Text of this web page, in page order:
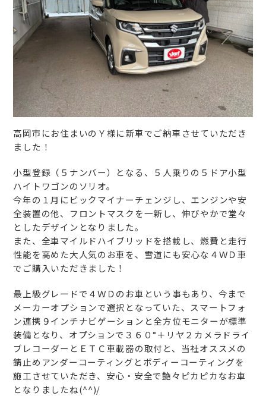
高岡市にお住まいのＹ様に新車でご納車させていただき
ました！
小型登録（５ナンバー）となる、５人乗りの５ドア小型
ハイトワゴンのソリオ。
今年の１月にビックマイナーチェンジし、エンジンや安
全装置の他、フロントマスクを一新し、伸びやかで堂々
としたデザインとなりました。
また、全車マイルドハイブリッドを搭載し、燃費と走行
性能を高めた大人気のお車を、雪道にも安心な４ＷＤ車
でご購入いただきました！
最上級グレードで４ＷＤのお車という事もあり、今まで
メーカーオプションで選択となっていた、スマートフォ
ン連携９インチナビゲーションと全方位モニターが標準
装備となり、オプションで３６０°＋リヤ２カメラドライ
ブレコーダーとＥＴＣ車載器の取付と、当社オススメの
錆止めアンダーコーティングとボディーコーティングを
施工させていただき、安心・安全で艶々ピカピカなお車
となりましたね(^^)/